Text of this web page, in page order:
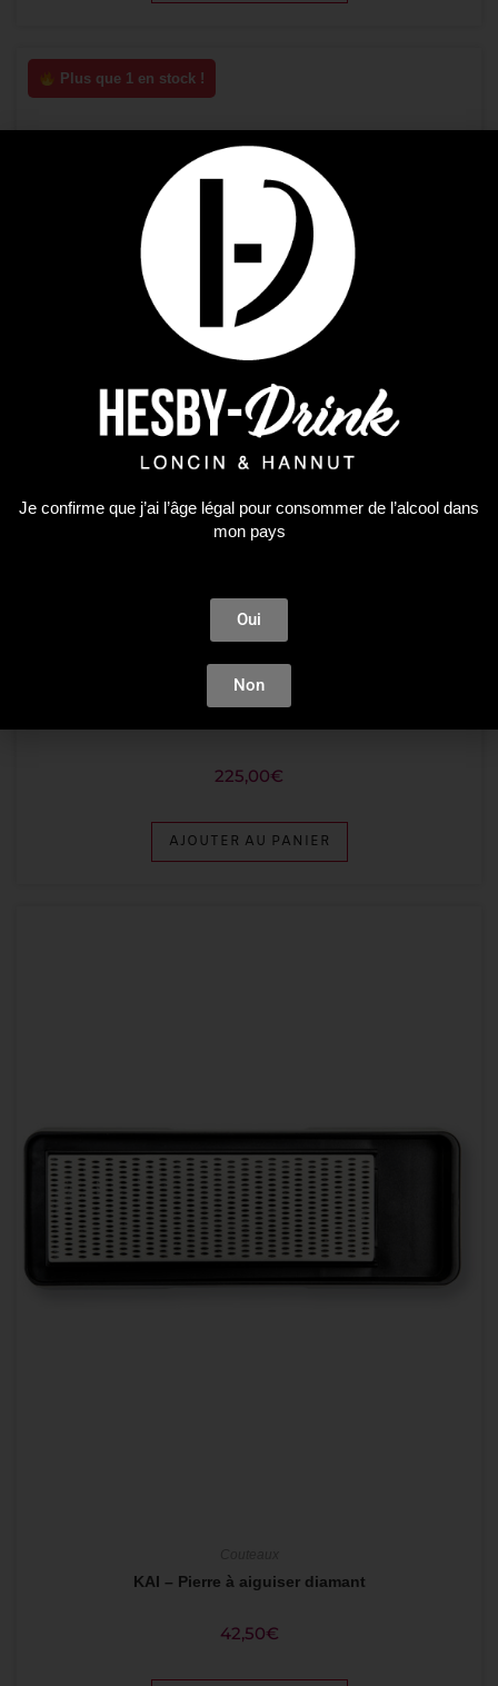
Plus que 1 en stock !
225,00€
AJOUTER AU PANIER
KAI – Pierre à aiguiser diamant
42,50€
Je confirme que j’ai l’âge légal pour consommer de l’alcool dans
mon pays
Oui
Non